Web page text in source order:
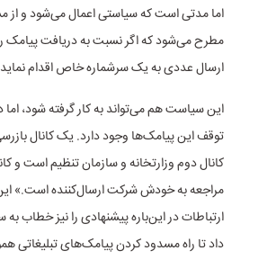
اما مدتی است که سیاستی اعمال می‌شود و
مطرح می‌شود که اگر نسبت به دریافت پیامک
ارسال عددی به یک سرشماره خاص اقدام
این سیاست هم می‌تواند به کار گرفته شود، اما
توقف این پیامک‌ها وجود دارد. یک کانال
کانال دوم وزارتخانه و سازمان تنظیم است و
مراجعه به خودش شرکت ارسال‌کننده است.»
ارتباطات در این‌باره پیشنهادی را نیز خطاب به
داد تا راه مسدود کردن پیامک‌های تبلیغاتی